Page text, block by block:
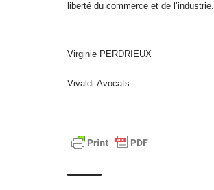
liberté du commerce et de l’industrie.
Virginie PERDRIEUX
Vivaldi-Avocats